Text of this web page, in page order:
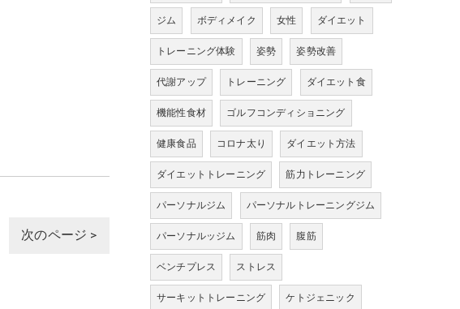
次のページ >
ジム ボディメイク 女性 ダイエット
トレーニング体験 姿勢 姿勢改善
代謝アップ トレーニング ダイエット食
機能性食材 ゴルフコンディショニング
健康食品 コロナ太り ダイエット方法
ダイエットトレーニング 筋力トレーニング
パーソナルジム パーソナルトレーニングジム
パーソナルッジム 筋肉 腹筋
ベンチプレス ストレス
サーキットトレーニング ケトジェニック